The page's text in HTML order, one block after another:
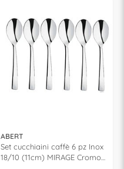
ABERT
Set cucchiaini caffè 6 pz Inox
18/10 (11cm) MIRAGE Cromo